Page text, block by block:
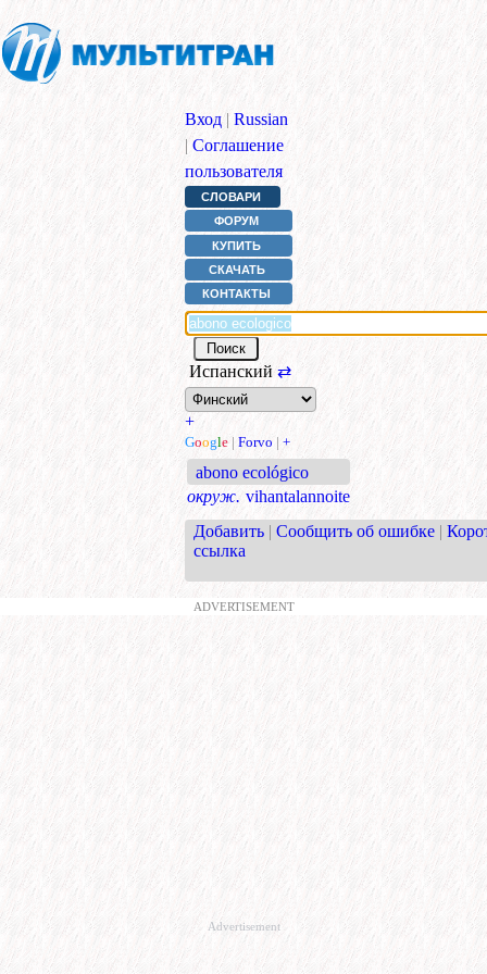
Вход | Russian
| Соглашение
пользователя
СЛОВАРИ
ФОРУМ
КУПИТЬ
СКАЧАТЬ
КОНТАКТЫ
Испанский ⇄
+
Google | Forvo | +
abono ecológico
окруж. vihantalannoite
Добавить | Сообщить об ошибке |
ссылка
ADVERTISEMENT
Advertisement